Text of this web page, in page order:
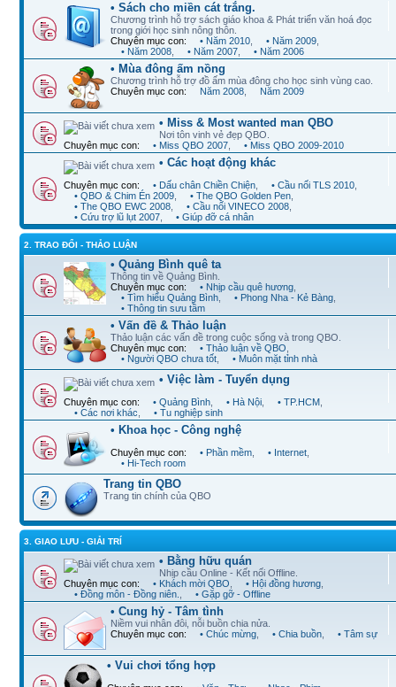
• Sách cho miền cát trắng.
Chương trình hỗ trợ sách giáo khoa & Phát triển văn hoá đọc
trong giới học sinh nông thôn.
Chuyên mục con:
• Năm 2010 • Năm 2009
• Năm 2008
• Năm 2007 • Năm 2006
• Mùa đông ấm nồng
Chương trình hỗ trợ đồ ấm mùa đông cho học sinh vùng cao.
Chuyên mục con:
Năm 2008 Năm 2009
• Miss & Most wanted man QBO
Nơi tôn vinh vẻ đẹp QBO.
Chuyên mục con:
• Miss QBO 2007 • Miss QBO 2009-2010
• Các hoạt động khác
Chuyên mục con: • Dấu chân Chiền Chiện • Cầu nối TLS 2010
• QBO & Chim Én 2009
• The QBO Golden Pen
• The QBO EWC 2008
• Cầu nối VINECO 2008
• Cứu trợ lũ lụt 2007
• Giúp đỡ cá nhân
2. TRAO ĐỔI - THẢO LUẬN
• Quảng Bình quê ta
Thông tin về Quảng Bình.
Chuyên mục con:
• Nhịp cầu quê hương
• Tìm hiểu Quảng Bình
• Phong Nha - Kẻ Bàng
• Thông tin sưu tầm
• Vấn đề & Thảo luận
Thảo luận các vấn đề trong cuộc sống và trong QBO.
Chuyên mục con:
• Thảo luận về QBO
• Người QBO chưa tốt
• Muôn mặt tỉnh nhà
• Việc làm - Tuyển dụng
Chuyên mục con: • Quảng Bình • Hà Nội • TP.HCM
• Các nơi khác
• Tu nghiệp sinh
• Khoa học - Công nghệ
Chuyên mục con: • Phần mềm • Internet
• Hi-Tech room
Trang tin QBO
Trang tin chính của QBO
3. GIAO LƯU - GIẢI TRÍ
• Bằng hữu quán
Nhịp cầu Online - Kết nối Offline.
Chuyên mục con:
• Khách mời QBO • Hội đồng hương
• Đồng môn - Đồng niên.
• Gặp gỡ - Offline
• Cung hỷ - Tâm tình
Niềm vui nhân đôi, nỗi buồn chia nửa.
Chuyên mục con:
• Chúc mừng • Chia buồn • Tâm sự
• Vui chơi tổng hợp